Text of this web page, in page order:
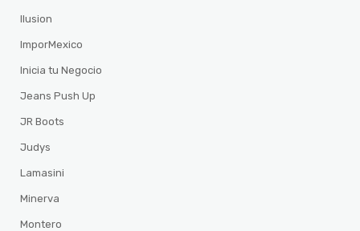
Ilusion
ImporMexico
Inicia tu Negocio
Jeans Push Up
JR Boots
Judys
Lamasini
Minerva
Montero